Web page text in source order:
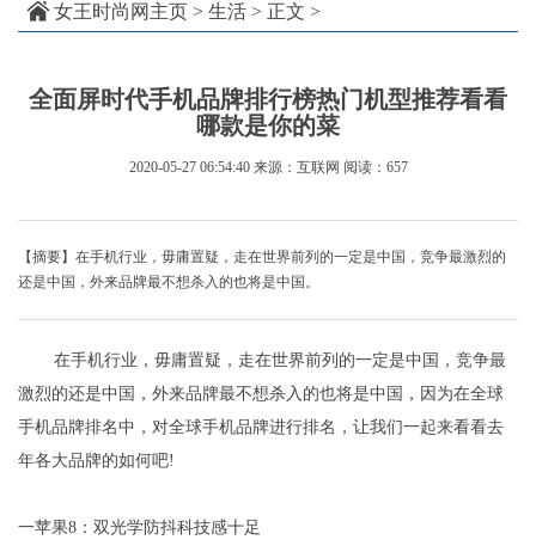
女王时尚网主页 > 生活 > 正文 >
全面屏时代手机品牌排行榜热门机型推荐看看
哪款是你的菜
2020-05-27 06:54:40 来源：互联网 阅读：657
【摘要】在手机行业，毋庸置疑，走在世界前列的一定是中国，竞争最激烈的
还是中国，外来品牌最不想杀入的也将是中国。
在手机行业，毋庸置疑，走在世界前列的一定是中国，竞争最
激烈的还是中国，外来品牌最不想杀入的也将是中国，因为在全球
手机品牌排名中，对全球手机品牌进行排名，让我们一起来看看去
年各大品牌的如何吧!
一苹果8：双光学防抖科技感十足